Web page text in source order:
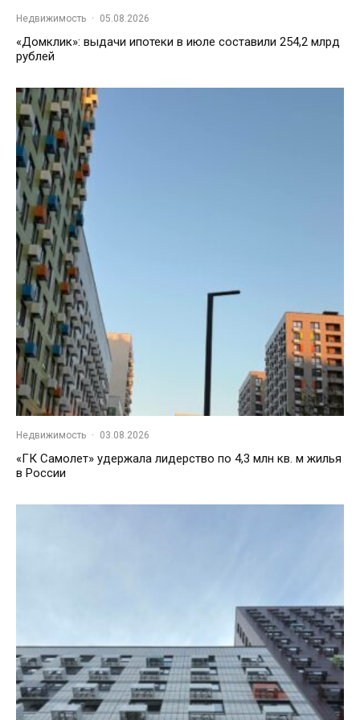
Недвижимость · 05.08.2026
«Домклик»: выдачи ипотеки в июле составили 254,2 млрд
рублей
Недвижимость · 03.08.2026
«ГК Самолет» удержала лидерство по 4,3 млн кв. м жилья
в России